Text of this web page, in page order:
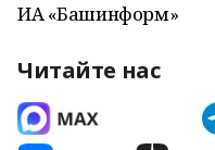
ИА «Башинформ»
Читайте нас